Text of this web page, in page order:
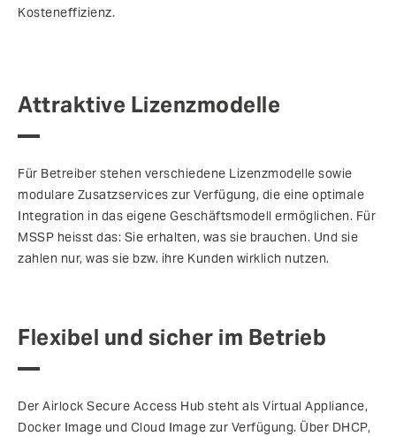
Kosteneffizienz.
Attraktive Lizenzmodelle
Für Betreiber stehen verschiedene Lizenzmodelle sowie
modulare Zusatzservices zur Verfügung, die eine optimale
Integration in das eigene Geschäftsmodell ermöglichen. Für
MSSP heisst das: Sie erhalten, was sie brauchen. Und sie
zahlen nur, was sie bzw. ihre Kunden wirklich nutzen.
Flexibel und sicher im Betrieb
Der Airlock Secure Access Hub steht als Virtual Appliance,
Docker Image und Cloud Image zur Verfügung. Über DHCP,